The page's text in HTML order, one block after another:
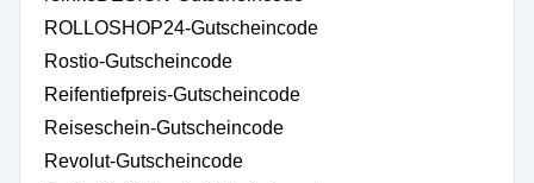
ROLLOSHOP24-Gutscheincode
Rostio-Gutscheincode
Reifentiefpreis-Gutscheincode
Reiseschein-Gutscheincode
Revolut-Gutscheincode